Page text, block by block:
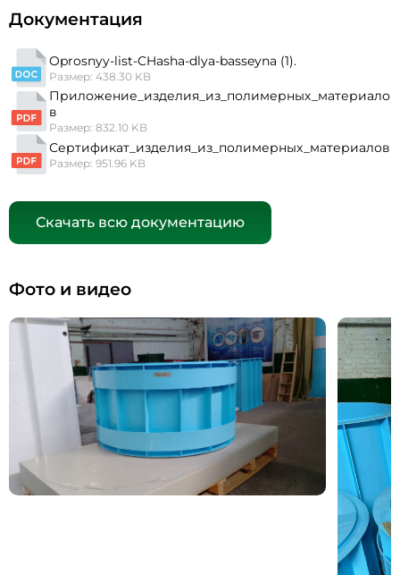
Документация
Oprosnyy-list-CHasha-dlya-basseyna (1).
Размер: 438.30 KB
Приложение_изделия_из_полимерных_материало
в
Размер: 832.10 KB
Сертификат_изделия_из_полимерных_материалов
Размер: 951.96 KB
Скачать всю документацию
Фото и видео